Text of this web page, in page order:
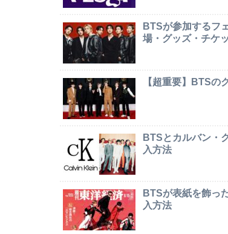
BTSが参加するフ
場・グッズ・チケッ
【超重要】BTSの
BTSとカルバン・
入方法
BTSが表紙を飾っ
入方法